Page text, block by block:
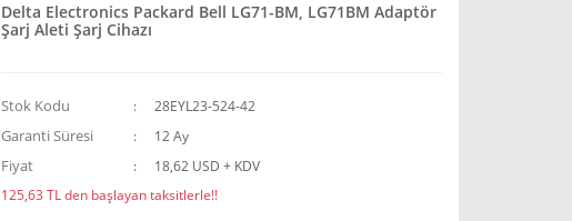
Delta Electronics Packard Bell LG71-BM, LG71BM Adaptör
Şarj Aleti Şarj Cihazı
Stok Kodu 28EYL23-524-42
Garanti Süresi 12 Ay
Fiyat
18,62 USD + KDV
125,63 TL den başlayan taksitlerle!!